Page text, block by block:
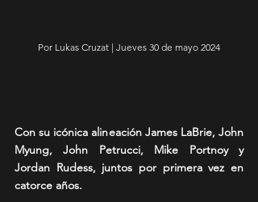
Por Lukas Cruzat | Jueves 30 de mayo 2024
Con su icónica alineación James LaBrie, John
Myung, John Petrucci, Mike Portnoy y
Jordan Rudess, juntos por primera vez en
catorce años.